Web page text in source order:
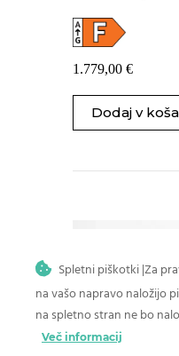
1.779,00 €
Dodaj v
Spletni piškotki |Za
na vašo napravo naložijo
na spletno stran ne bo
Več informacij